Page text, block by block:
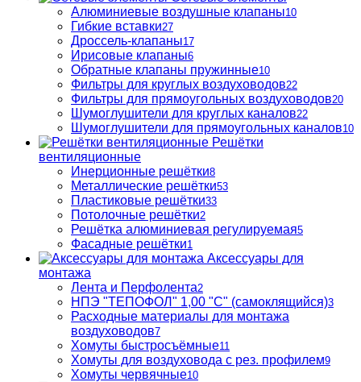
Алюминиевые воздушные клапаны10
Гибкие вставки27
Дроссель-клапаны17
Ирисовые клапаны6
Обратные клапаны пружинные10
Фильтры для круглых воздуховодов22
Фильтры для прямоугольных воздуховодов20
Шумоглушители для круглых каналов22
Шумоглушители для прямоугольных каналов10
Решётки
вентиляционные
Инерционные решётки8
Металлические решётки53
Пластиковые решётки33
Потолочные решётки2
Решётка алюминиевая регулируемая5
Фасадные решётки1
Аксессуары для
монтажа
Лента и Перфолента2
НПЭ "ТЕПОФОЛ" 1,00 "С" (самоклящийся)3
Расходные материалы для монтажа
воздуховодов7
Хомуты быстросъёмные11
Хомуты для воздуховода с рез. профилем9
Хомуты червячные10